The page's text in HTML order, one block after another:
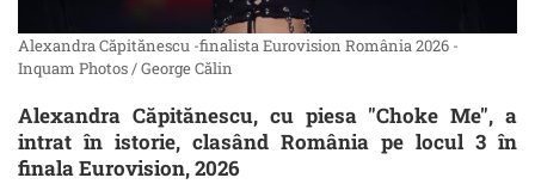
Alexandra Căpitănescu -finalista Eurovision România 2026 -
Inquam Photos / George Călin
Alexandra Căpitănescu, cu piesa "Choke Me", a
intrat în istorie, clasând România pe locul 3 în
finala Eurovision, 2026